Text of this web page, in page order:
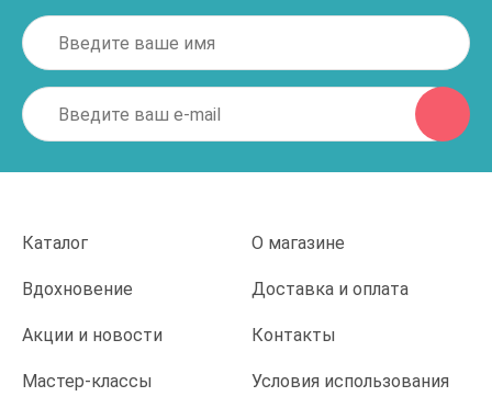
Каталог О магазине
Вдохновение Доставка и оплата
Акции и новости Контакты
Мастер-классы Условия использования